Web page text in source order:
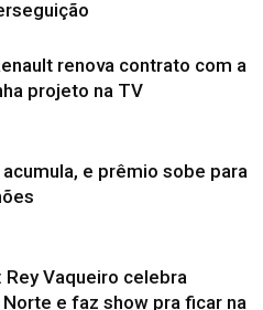
renova contrato com a
projeto na TV
e prêmio sobe para
Rey Vaqueiro celebra
e faz show pra ficar na